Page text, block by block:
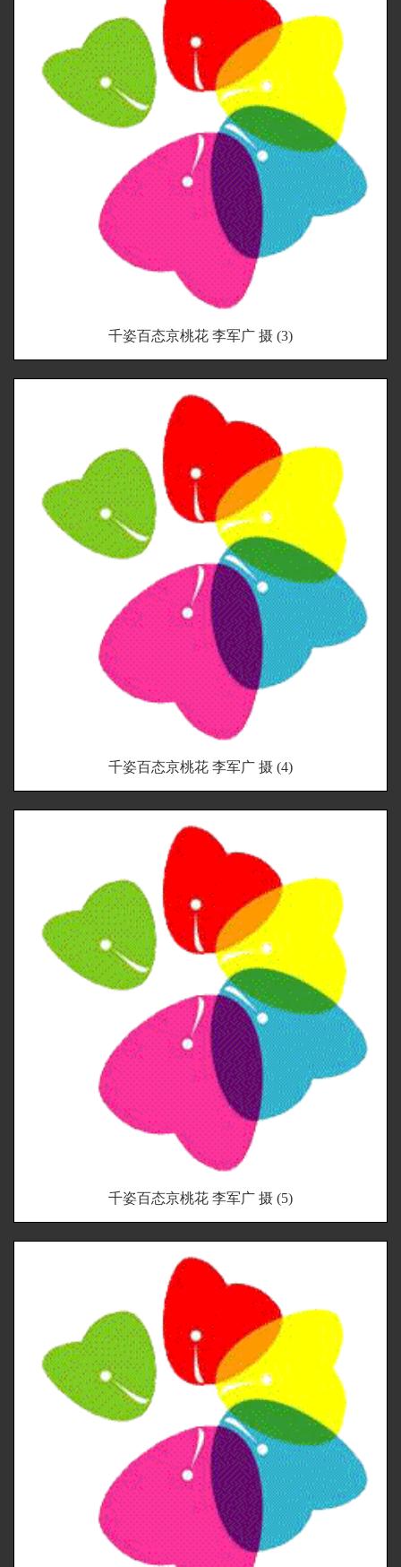
千姿百态京桃花 李军广 摄 (3)
千姿百态京桃花 李军广 摄 (4)
千姿百态京桃花 李军广 摄 (5)